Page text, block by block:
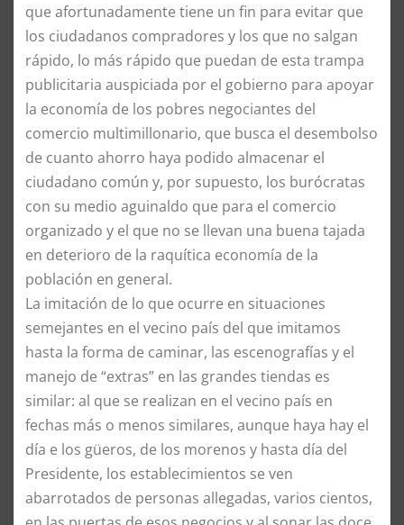
que afortunadamente tiene un fin para evitar que
los ciudadanos compradores y los que no salgan
rápido, lo más rápido que puedan de esta trampa
publicitaria auspiciada por el gobierno para apoyar
la economía de los pobres negociantes del
comercio multimillonario, que busca el desembolso
de cuanto ahorro haya podido almacenar el
ciudadano común y, por supuesto, los burócratas
con su medio aguinaldo que para el comercio
organizado y el que no se llevan una buena tajada
en deterioro de la raquítica economía de la
población en general.
La imitación de lo que ocurre en situaciones
semejantes en el vecino país del que imitamos
hasta la forma de caminar, las escenografías y el
manejo de “extras” en las grandes tiendas es
similar: al que se realizan en el vecino país en
fechas más o menos similares, aunque haya hay el
día e los güeros, de los morenos y hasta día del
Presidente, los establecimientos se ven
abarrotados de personas allegadas, varios cientos,